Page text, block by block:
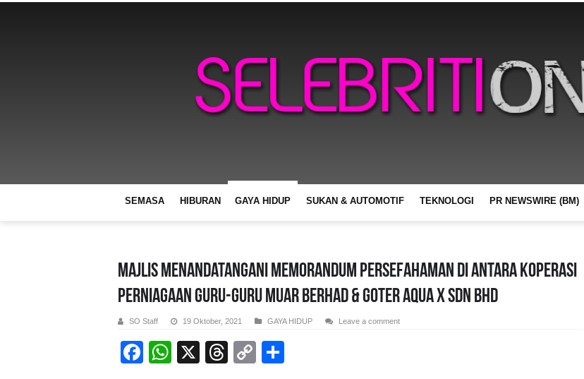
SEMASA HIBURAN GAYA HIDUP SUKAN & AUTOMOTIF TEKNOLOGI PR NEWSWIRE (BM)
Majlis Menandatangani Memorandum Persefahaman Di Antara Koperasi
Perniagaan Guru-Guru Muar Berhad & Goter Aqua X Sdn Bhd
SO Staff 19 Oktober, 2021 GAYA HIDUP Leave a comment
F
W X
T
C